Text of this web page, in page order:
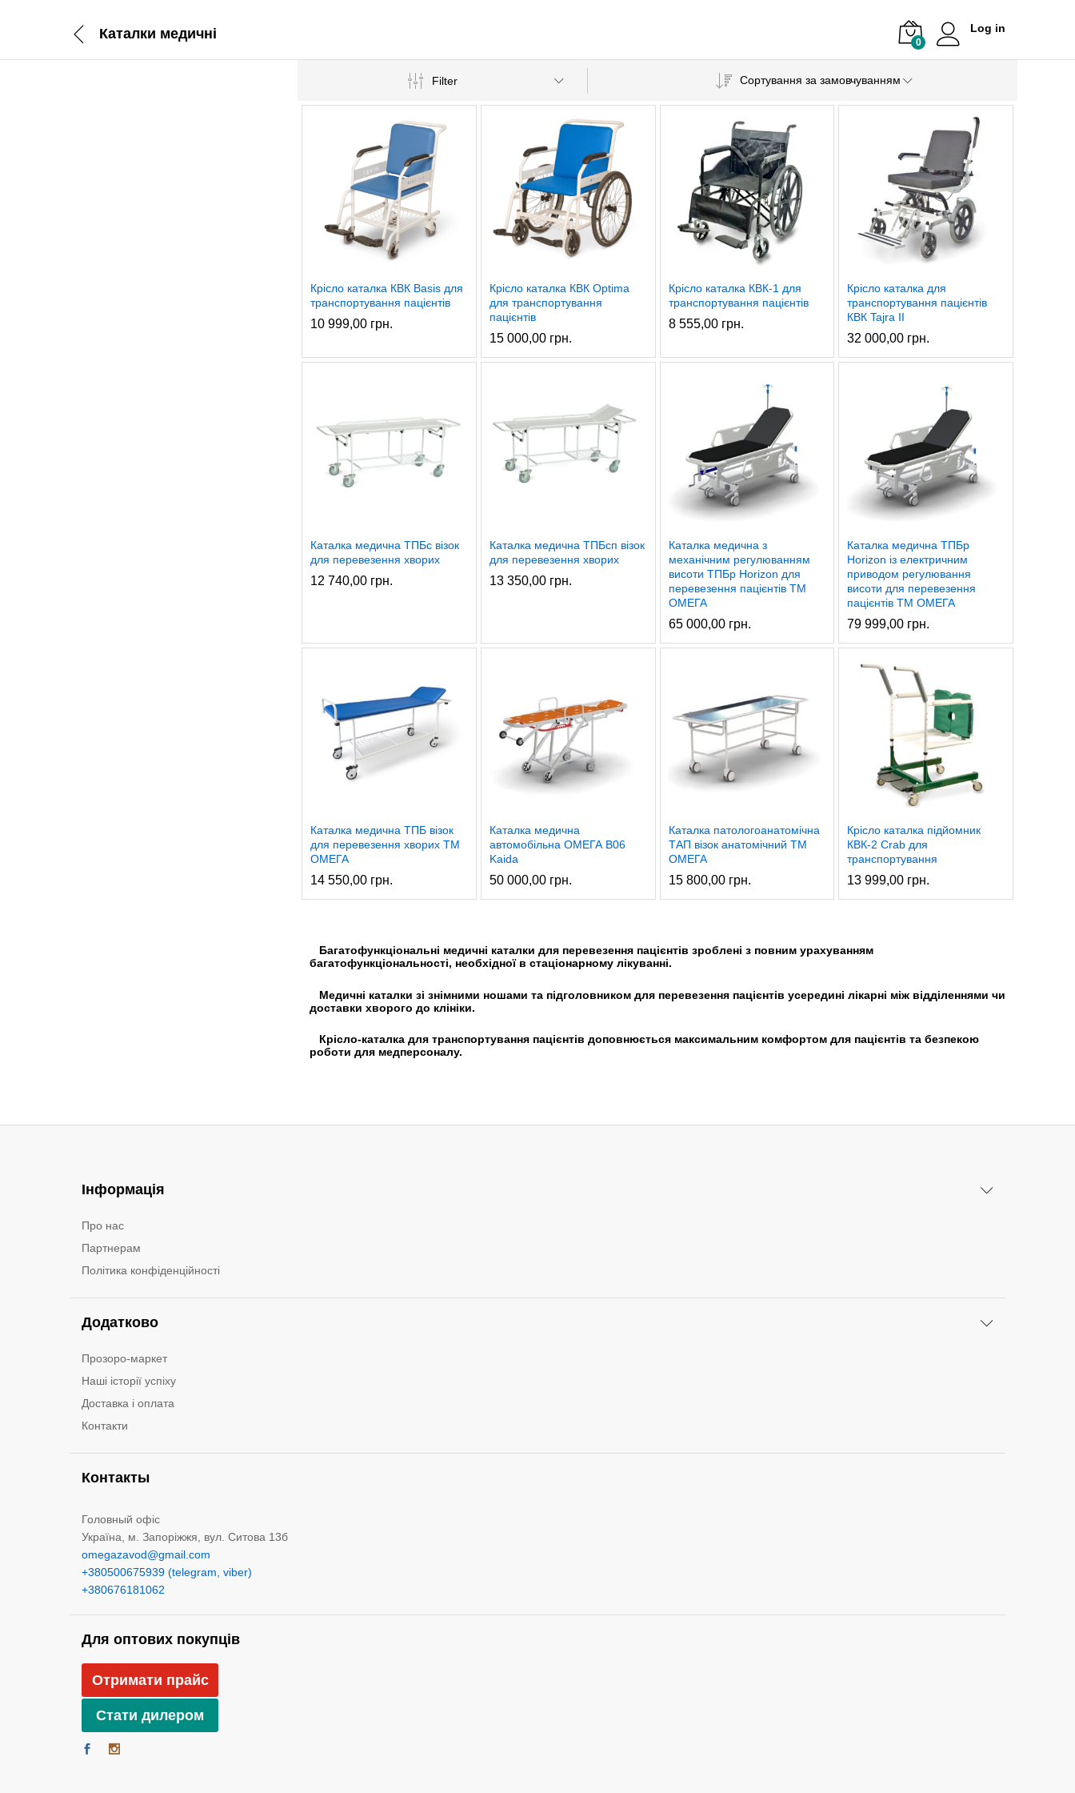
Каталки медичні
0
Log in
Filter Сортування за замовчуванням
Крісло каталка КВК Basis для
транспортування пацієнтів
10 999,00 грн.
Крісло каталка КВК Optima
для транспортування
пацієнтів
15 000,00 грн.
Крісло каталка КВК-1 для
транспортування пацієнтів
8 555,00 грн.
Крісло каталка для
транспортування пацієнтів
КВК Tajra II
32 000,00 грн.
Каталка медична ТПБс візок
для перевезення хворих
12 740,00 грн.
Каталка медична ТПБсп візок
для перевезення хворих
13 350,00 грн.
Каталка медична з
механічним регулюванням
висоти ТПБр Horizon для
перевезення пацієнтів ТМ
ОМЕГА
65 000,00 грн.
Каталка медична ТПБр
Horizon із електричним
приводом регулювання
висоти для перевезення
пацієнтів ТМ ОМЕГА
79 999,00 грн.
Каталка медична ТПБ візок
для перевезення хворих ТМ
ОМЕГА
14 550,00 грн.
Каталка медична
автомобільна ОМЕГА В06
Kaida
50 000,00 грн.
Каталка патологоанатомічна
ТАП візок анатомічний ТМ
ОМЕГА
15 800,00 грн.
Крісло каталка підйомник
КВК-2 Crab для
транспортування
13 999,00 грн.
Багатофункціональні медичні каталки для перевезення пацієнтів зроблені з повним урахуванням
багатофункціональності, необхідної в стаціонарному лікуванні.
Медичні каталки зі знімними ношами та підголовником для перевезення пацієнтів усередині лікарні між відділеннями чи
доставки хворого до клініки.
Крісло-каталка для транспортування пацієнтів доповнюється максимальним комфортом для пацієнтів та безпекою
роботи для медперсоналу.
Інформація
Про нас
Партнерам
Політика конфіденційності
Додатково
Прозоро-маркет
Наші історії успіху
Доставка і оплата
Контакти
Контакты
Головный офіс
Україна, м. Запоріжжя, вул. Ситова 13б
omegazavod@gmail.com
+380500675939 (telegram, viber)
+380676181062
Для оптових покупців
Отримати прайс
Стати дилером